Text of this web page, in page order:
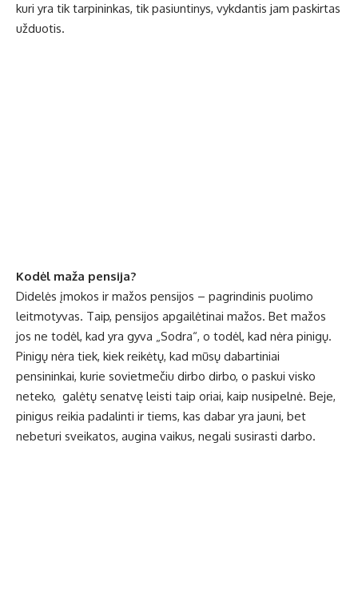
kuri yra tik tarpininkas, tik pasiuntinys, vykdantis jam paskirtas
užduotis.
Kodėl maža pensija?
Didelės įmokos ir mažos pensijos – pagrindinis puolimo
leitmotyvas. Taip, pensijos apgailėtinai mažos. Bet mažos
jos ne todėl, kad yra gyva „Sodra“, o todėl, kad nėra pinigų.
Pinigų nėra tiek, kiek reikėtų, kad mūsų dabartiniai
pensininkai, kurie sovietmečiu dirbo dirbo, o paskui visko
neteko, galėtų senatvę leisti taip oriai, kaip nusipelnė. Beje,
pinigus reikia padalinti ir tiems, kas dabar yra jauni, bet
nebeturi sveikatos, augina vaikus, negali susirasti darbo.